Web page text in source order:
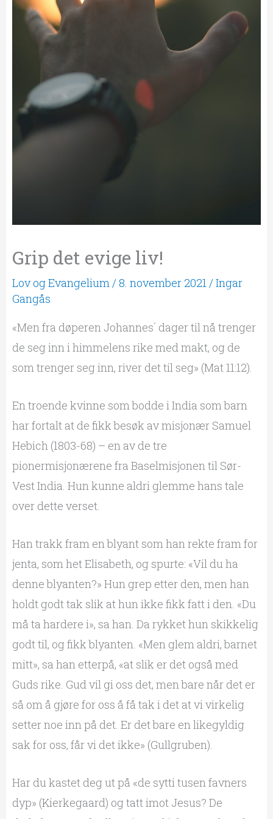
Grip det evige liv!
Lov og Evangelium/ 8. november 2021/Ingar
Gangås
«Men fra døperen Johannes´ dager til nå trenger
de seg inn i himmelens rike med makt, og de
som trenger seg inn, river det til seg» (Mat 11:12).
En troende kvinne som bodde i India som barn
har fortalt at de fikk besøk av misjonær Samuel
Hebich (1803-68) – en av de tre
pionermisjonærene fra Baselmisjonen til Sør-
Vest India. Hun kunne aldri glemme hans tale
over dette verset.
Han trakk fram en blyant som han rekte fram for
jenta, som het Elisabeth, og spurte: «Vil du ha
denne blyanten?» Hun grep etter den, men han
holdt godt tak slik at hun ikke fikk fatt i den. «Du
må ta hardere i», sa han. Da rykket hun skikkelig
godt til, og fikk blyanten. «Men glem aldri, barnet
mitt», sa han etterpå, «at slik er det også med
Guds rike. Gud vil gi oss det, men bare når det er
så om å gjøre for oss å få tak i det at vi virkelig
setter noe inn på det. Er det bare en likegyldig
sak for oss, får vi det ikke» (Gullgruben).
Har du kastet deg ut på «de sytti tusen favners
dyp» (Kierkegaard) og tatt imot Jesus? De